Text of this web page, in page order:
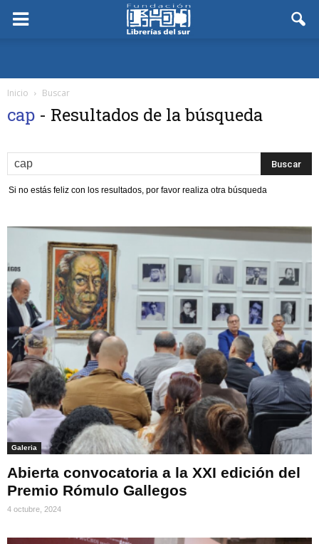
Inicio Buscar
cap - Resultados de la búsqueda
Si no estás feliz con los resultados, por favor realiza otra búsqueda
Galeria
Abierta convocatoria a la XXI edición del
Premio Rómulo Gallegos
4 octubre, 2024